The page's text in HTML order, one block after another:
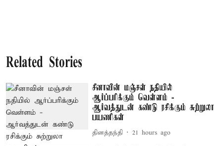
Related Stories
சீனாவின் மஞ்சள் நதியில்
ஆர்ப்பரிக்கும் வெள்ளம் -
ஆர்வத்துடன் கண்டு ரசிக்கும் சுற்றுலா
பயணிகள்
தினத்தந்தி 21 hours ago